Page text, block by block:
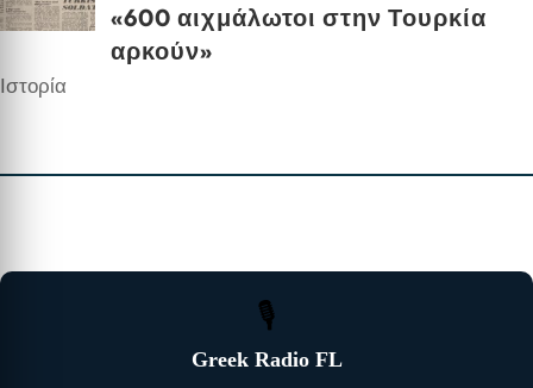
«600 αιχμάλωτοι στην Τουρκία
αρκούν»
Ιστορία
🎙
Greek Radio FL